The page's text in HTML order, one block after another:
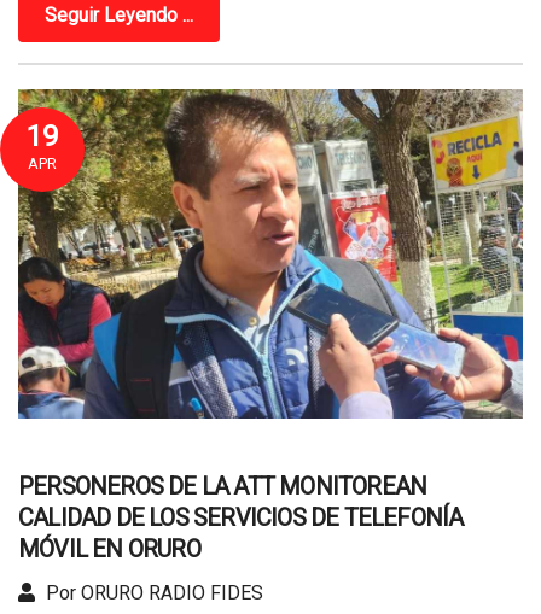
Seguir Leyendo ...
19
APR
PERSONEROS DE LA ATT MONITOREAN
CALIDAD DE LOS SERVICIOS DE TELEFONÍA
MÓVIL EN ORURO
Por ORURO RADIO FIDES